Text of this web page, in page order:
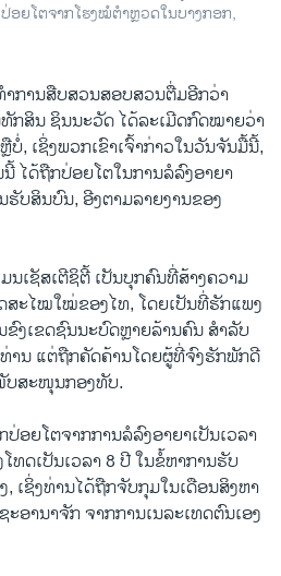
ຍໂຕຈາກໂຮງໝໍຕໍາຫຼວດໃນບາງກອກ,
ການສືບສວນສອບສວນຕື່ມອີກວ່າ
ກສິນ ຊິນນະວັດ ໄດ້ລະເມີດກົດໝາຍວ່າ
ເຊິ່ງພວກເຂົາເຈົ້າກ່າວໃນວັນຈັນມື້ນີ້,
ໄດ້ຖືກປ່ອຍໂຕໃນການລໍລົງອາຍາ
ບສິນບົນ, ອີງຕາມລາຍງານຂອງ
ນເຊັສເຕີຊິຕີ້ ເປັນບຸກຄົນທີ່ສ້າງຄວາມ
ະໄໝໃໝ່ຂອງໄທ, ໂດຍເປັນທີ່ຮັກແພງ
ຂົງເຂດຊົນນະບົດຫຼາຍລ້ານຄົນ ສຳລັບ
ານ ແຕ່ຖືກຄັດຄ້ານໂດຍຜູ້ທີ່ຈົງຮັກພັກດີ
ບສະໜຸນກອງທັບ.
ອຍໂ​ຕ​ຈາກການລໍລົງອາຍາເປັນເວລາ​
ທດ​ເປັນ​ເວລາ 8 ປີ ​ໃນ​ຂໍ້​ຫາການຮັບ
ເຊິ່ງທ່ານ​ໄດ້​ຖືກ​ຈັບ​ກຸມ​ໃນ​ເດືອນ​ສິງຫາ​
ອານາຈັກ​ ຈາກ​ການ​ເນລະ​ເທດຕົນ​ເອງ